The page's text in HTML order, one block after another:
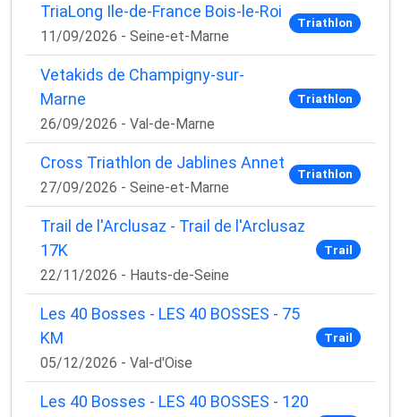
TriaLong Ile-de-France Bois-le-Roi
11/09/2026 - Seine-et-Marne
Triathlon
Vetakids de Champigny-sur-
Marne
26/09/2026 - Val-de-Marne
Triathlon
Cross Triathlon de Jablines Annet
27/09/2026 - Seine-et-Marne
Triathlon
Trail de l'Arclusaz - Trail de l'Arclusaz
17K
22/11/2026 - Hauts-de-Seine
Trail
Les 40 Bosses - LES 40 BOSSES - 75
KM
05/12/2026 - Val-d'Oise
Trail
Les 40 Bosses - LES 40 BOSSES - 120